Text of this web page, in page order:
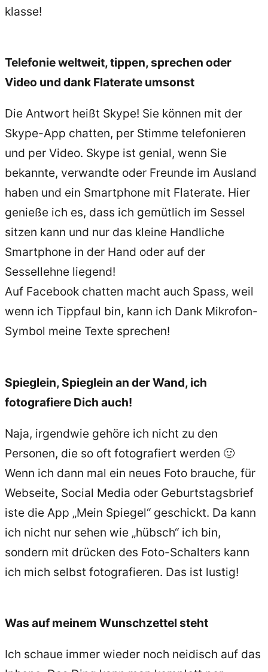
klasse!
Telefonie weltweit, tippen, sprechen oder
Video und dank Flaterate umsonst
Die Antwort heißt Skype! Sie können mit der
Skype-App chatten, per Stimme telefonieren
und per Video. Skype ist genial, wenn Sie
bekannte, verwandte oder Freunde im Ausland
haben und ein Smartphone mit Flaterate. Hier
genieße ich es, dass ich gemütlich im Sessel
sitzen kann und nur das kleine Handliche
Smartphone in der Hand oder auf der
Sessellehne liegend!
Auf Facebook chatten macht auch Spass, weil
wenn ich Tippfaul bin, kann ich Dank Mikrofon-
Symbol meine Texte sprechen!
Spieglein, Spieglein an der Wand, ich
fotografiere Dich auch!
Naja, irgendwie gehöre ich nicht zu den
Personen, die so oft fotografiert werden 🙂
Wenn ich dann mal ein neues Foto brauche, für
Webseite, Social Media oder Geburtstagsbrief
iste die App „Mein Spiegel“ geschickt. Da kann
ich nicht nur sehen wie „hübsch“ ich bin,
sondern mit drücken des Foto-Schalters kann
ich mich selbst fotografieren. Das ist lustig!
Was auf meinem Wunschzettel steht
Ich schaue immer wieder noch neidisch auf das